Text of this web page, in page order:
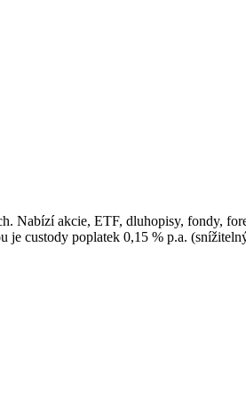
Nabízí akcie, ETF, dluhopisy, fondy,
custody poplatek 0,15 % p.a.